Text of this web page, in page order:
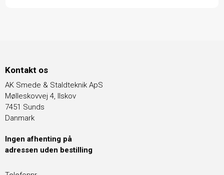
Kontakt os
AK Smede & Staldteknik ApS
Mølleskovvej 4, Ilskov
7451 Sunds
Danmark
Ingen afhenting på
adressen uden bestilling